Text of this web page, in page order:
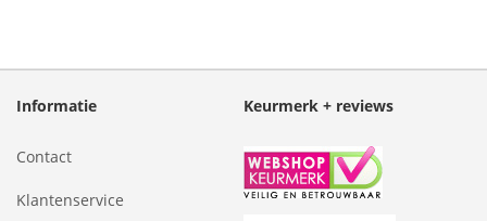
Informatie
Contact
Klantenservice
Keurmerk + reviews